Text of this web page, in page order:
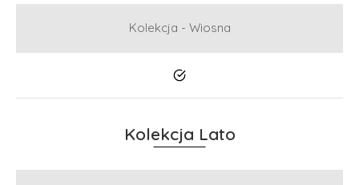
Kolekcja - Wiosna
Tak
Kolekcja Lato